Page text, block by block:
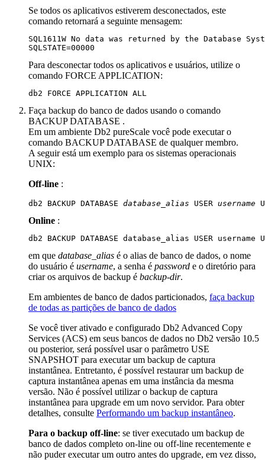
Se todos os aplicativos estiverem desconectados, este
comando retornará a seguinte mensagem:
SQL1611W No data was returned by the Database
SQLSTATE=00000
Para desconectar todos os aplicativos e usuários, utilize o
comando FORCE APPLICATION:
db2 FORCE APPLICATION ALL
Faça backup do banco de dados usando o comando
BACKUP DATABASE .
Em um ambiente Db2 pureScale você pode executar o
comando BACKUP DATABASE de qualquer membro.
A seguir está um exemplo para os sistemas operacionais
UNIX:
Off-line :
db2 BACKUP DATABASE database_alias USER username
Online :
db2 BACKUP DATABASE database_alias USER
em que database_alias é o alias de banco de dados, o nome
do usuário é username, a senha é password e o diretório para
criar os arquivos de backup é backup-dir.
Em ambientes de banco de dados particionados, faça backup
de todas as partições de banco de dados
Se você tiver ativado e configurado Db2Advanced Copy
Services (ACS) em seus bancos de dados no Db2 versão 10.5
ou posterior, será possível usar o parâmetro USE
SNAPSHOT para executar um backup de captura
instantânea. Entretanto, é possível restaurar um backup de
captura instantânea apenas em uma instância da mesma
versão. Não é possível utilizar o backup de captura
instantânea para upgrade em um novo servidor. Para obter
detalhes, consulte Performando um backup instantâneo.
Para o backup off-line: se tiver executado um backup de
banco de dados completo on-line ou off-line recentemente e
não puder executar um outro antes do upgrade, em vez disso,